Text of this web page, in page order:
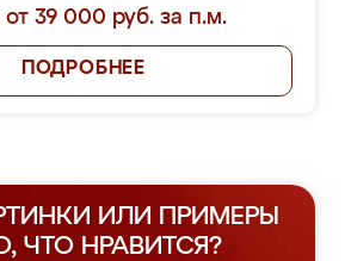
от 39 000 руб. за п.м.
ПОДРОБНЕЕ
ИЛИ ПРИМЕРЫ
ЧТО НРАВИТСЯ?